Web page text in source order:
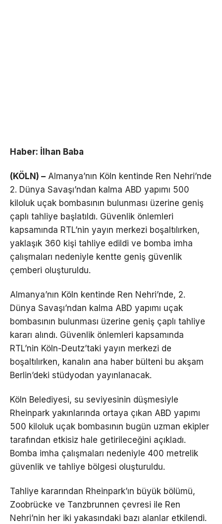
Haber: İlhan Baba
(KÖLN) – Almanya’nın Köln kentinde Ren Nehri’nde
2. Dünya Savaşı’ndan kalma ABD yapımı 500
kiloluk uçak bombasının bulunması üzerine geniş
çaplı tahliye başlatıldı. Güvenlik önlemleri
kapsamında RTL’nin yayın merkezi boşaltılırken,
yaklaşık 360 kişi tahliye edildi ve bomba imha
çalışmaları nedeniyle kentte geniş güvenlik
çemberi oluşturuldu.
Almanya’nın Köln kentinde Ren Nehri’nde, 2.
Dünya Savaşı’ndan kalma ABD yapımı uçak
bombasının bulunması üzerine geniş çaplı tahliye
kararı alındı. Güvenlik önlemleri kapsamında
RTL’nin Köln-Deutz’taki yayın merkezi de
boşaltılırken, kanalın ana haber bülteni bu akşam
Berlin’deki stüdyodan yayınlanacak.
Köln Belediyesi, su seviyesinin düşmesiyle
Rheinpark yakınlarında ortaya çıkan ABD yapımı
500 kiloluk uçak bombasının bugün uzman ekipler
tarafından etkisiz hale getirileceğini açıkladı.
Bomba imha çalışmaları nedeniyle 400 metrelik
güvenlik ve tahliye bölgesi oluşturuldu.
Tahliye kararından Rheinpark’ın büyük bölümü,
Zoobrücke ve Tanzbrunnen çevresi ile Ren
Nehri’nin her iki yakasındaki bazı alanlar etkilendi.